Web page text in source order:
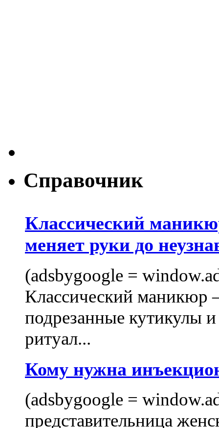
Справочник
Классический
меняет руки до
(adsbygoogle =
Классический маникюр
подрезанные кутикулы
ритуал...
Кому нужна
(adsbygoogle =
представительница